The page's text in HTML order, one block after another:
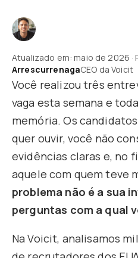
Atualizado em: maio de 2026 ·
ArrescurrenagaCEO da Voicit
Você realizou três
vaga esta semana e
memória. Os
quer ouvir, você não
evidências claras e, no
aquele com quem teve
problema não é a sua
perguntas com a qual
Na Voicit, analisamos